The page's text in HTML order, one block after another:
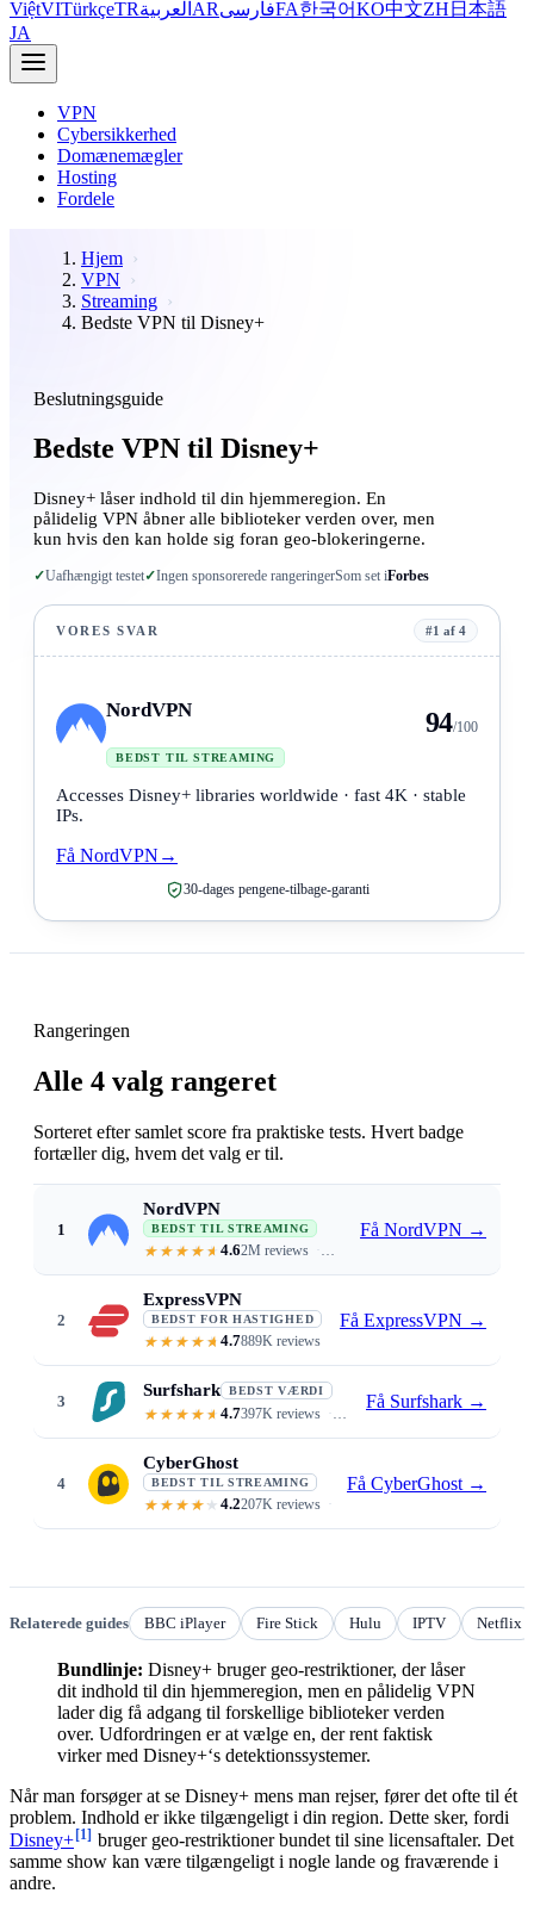
ViệtVITürkçeTRالعربية ARفارسیFA한국어KO中文ZH 日本語
JA
VPN
Cybersikkerhed
Domænemægler
Hosting
Fordele
Hjem
VPN
Streaming
Bedste VPN til Disney+
Beslutningsguide
Bedste VPN til Disney+
Disney+ låser indhold til din hjemmeregion. En
pålidelig VPN åbner alle biblioteker verden over, men
kun hvis den kan holde sig foran geo-blokeringerne.
✓Uafhængigt testet✓Ingen sponsorerede rangeringerSom set iForbes
VORES SVAR #1 af 4
NordVPN
BEDST TIL STREAMING
94/100
Accesses Disney+ libraries worldwide · fast 4K · stable
IPs.
Få NordVPN →
30-dages pengene-tilbage-garanti
Rangeringen
Alle 4 valg rangeret
Sorteret efter samlet score fra praktiske tests. Hvert badge
fortæller dig, hvem det valg er til.
1
NordVPN
BEDST TIL STREAMING
4.62M reviews
Få NordVPN →
2
ExpressVPN
BEDST FOR HASTIGHED
4.7889K reviews
Få ExpressVPN →
3
Surfshark BEDST VÆRDI
4.7397K reviews From $1.99/mo · unlimited
Få Surfshark →
4
CyberGhost
BEDST TIL STREAMING
4.2207K reviews
Få CyberGhost →
Relaterede guides BBC iPlayer Fire Stick Hulu IPTV Netflix
Bundlinje: Disney+ bruger geo-restriktioner, der låser
dit indhold til din hjemmeregion, men en pålidelig VPN
lader dig få adgang til forskellige biblioteker verden
over. Udfordringen er at vælge en, der rent faktisk
virker med Disney+‘s detektionssystemer.
Når man forsøger at se Disney+ mens man rejser, fører det ofte til ét
problem. Indhold er ikke tilgængeligt i din region. Dette sker, fordi
Disney+ [1] bruger geo-restriktioner bundet til sine licensaftaler. Det
samme show kan være tilgængeligt i nogle lande og fraværende i
andre.